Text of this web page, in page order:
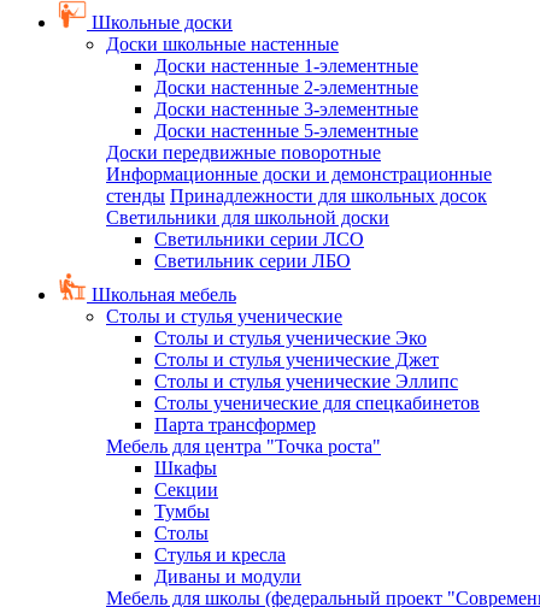
Школьные доски
Доски школьные настенные
Доски настенные 1-элементные
Доски настенные 2-элементные
Доски настенные 3-элементные
Доски настенные 5-элементные
Доски передвижные поворотные
Информационные доски и демонстрационные
стенды Принадлежности для школьных досок
Светильники для школьной доски
Светильники серии ЛСО
Светильник серии ЛБО
Школьная мебель
Столы и стулья ученические
Столы и стулья ученические Эко
Столы и стулья ученические Джет
Столы и стулья ученические Эллипс
Столы ученические для спецкабинетов
Парта трансформер
Мебель для центра "Точка роста"
Шкафы
Секции
Тумбы
Столы
Стулья и кресла
Диваны и модули
Мебель для школы (федеральный проект